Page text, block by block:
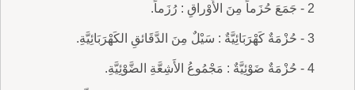
2 - جَمَعَ حُزَماً مِنَ الأَوْراقِ : رُزَماً.
3 - حُزْمَةٌ كَهْرَبَائِيَّةٌ : سَيْلٌ مِنَ الدَّقَائقِ الكَهْرَبَائِيَّةِ.
4 - حُزْمَةٌ ضَوْئِيَّةٌ : مَجْمُوعُ الأَشِعَّةِ الضَّوْئِيَّةِ.